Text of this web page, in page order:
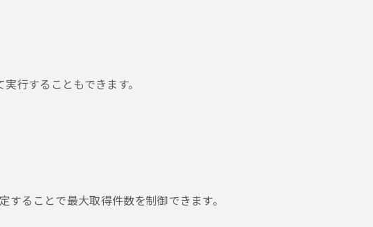
行することもできます。
ることで最大取得件数を制御できます。